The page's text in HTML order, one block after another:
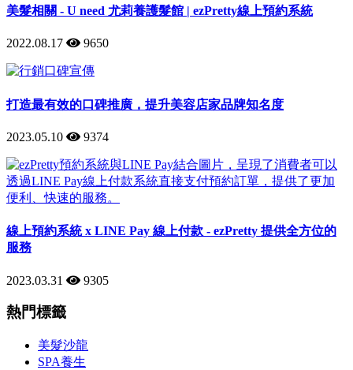
美髮相關 - U need 尤莉養護髮館 | ezPretty線上預約系統
2022.08.17 9650
打造最有效的口碑推廣，提升美容店家品牌知名度
2023.05.10 9374
線上預約系統 x LINE Pay 線上付款 - ezPretty 提供全方位的
服務
2023.03.31 9305
熱門標籤
美髮沙龍
SPA養生